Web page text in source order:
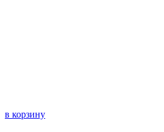
в корзину